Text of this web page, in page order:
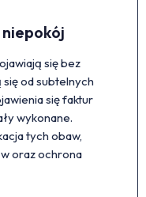
się bez
od subtelnych
się faktur
wykonane.
tych obaw,
oraz ochrona